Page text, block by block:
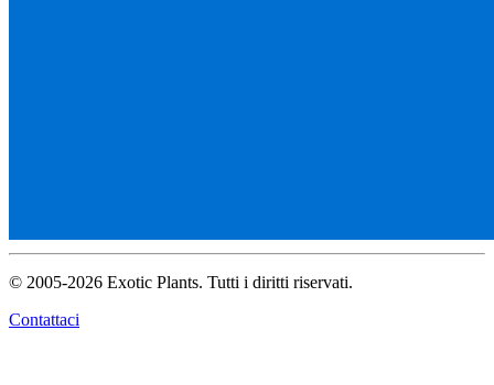
© 2005-2026 Exotic Plants. Tutti i diritti riservati.
Contattaci